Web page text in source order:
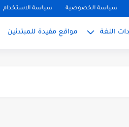
سياسة الخصوصية سياسة الاستخدام
اللغة مواقع مفيدة للمبتدئين